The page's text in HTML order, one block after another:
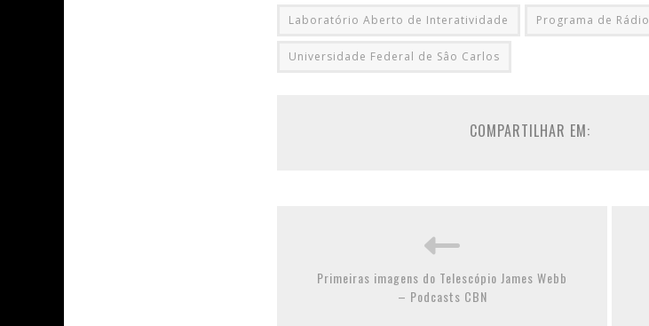
Laboratório Aberto de Interatividade Programa de Rádio
Universidade Federal de Sâo Carlos
COMPARTILHAR EM:
Primeiras imagens do Telescópio James Webb
– Podcasts CBN